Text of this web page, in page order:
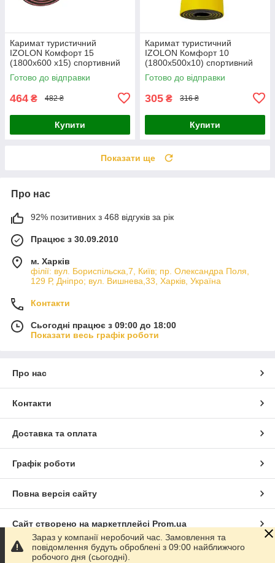
Каримат туристичний
IZOLON Комфорт 15
(1800х600 х15) спортивний
тришаровий, для туризма
Готово до відправки
464 ₴ 482 ₴
Купити
Каримат туристичний
IZOLON Комфорт 10
(1800х500х10) спортивний
двошаровий, для туризма
Жовто-сірий
Готово до відправки
305 ₴ 316 ₴
Купити
Показати ще
Про нас
92% позитивних з 468 відгуків за рік
Працює з 30.09.2010
м. Харків
філії: вул. Бориcпільска,7, Київ; пр. Олександра Поля,
129 Р, Дніпро; вул. Вишнева,33, Харків, Україна
Контакти
Сьогодні працює з 09:00 до 18:00
Показати весь графік роботи
Про нас
Контакти
Доставка та оплата
Графік роботи
Повна версія сайту
Сайт створено на маркетплейсі Prom.ua
Політика конфіденційності
Зараз у компанії неробочий час. Замовлення та
повідомлення будуть оброблені з 09:00 найближчого
робочого дня (сьогодні).